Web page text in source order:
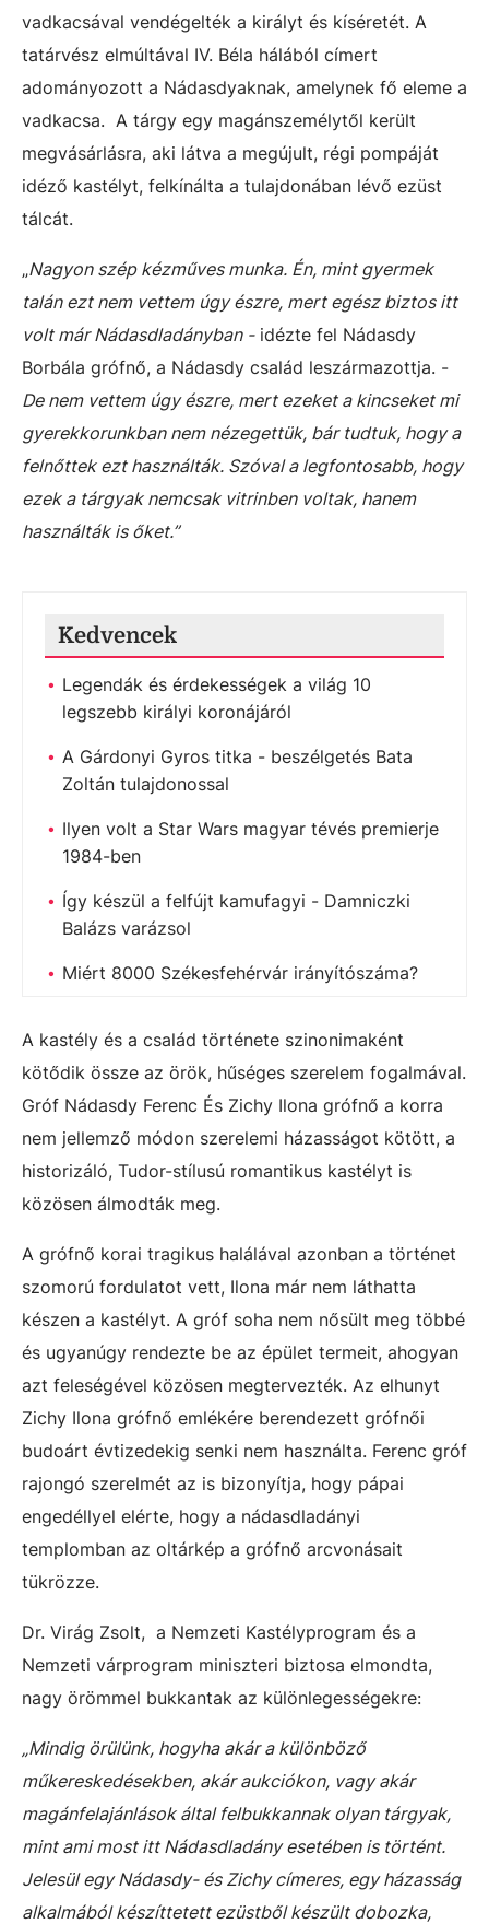
vadkacsával vendégelték a királyt és kíséretét. A
tatárvész elmúltával IV. Béla hálából címert
adományozott a Nádasdyaknak, amelynek fő eleme a
vadkacsa. A tárgy egy magánszemélytől került
megvásárlásra, aki látva a megújult, régi pompáját
idéző kastélyt, felkínálta a tulajdonában lévő ezüst
tálcát.
„Nagyon szép kézműves munka. Én, mint gyermek
talán ezt nem vettem úgy észre, mert egész biztos itt
volt már Nádasdladányban -idézte fel Nádasdy
Borbála grófnő, a Nádasdy család leszármazottja. -
De nem vettem úgy észre, mert ezeket a kincseket mi
gyerekkorunkban nem nézegettük, bár tudtuk, hogy a
felnőttek ezt használták. Szóval a legfontosabb, hogy
ezek a tárgyak nemcsak vitrinben voltak, hanem
használták is őket.”
Kedvencek
Legendák és érdekességek a világ 10
legszebb királyi koronájáról
A Gárdonyi Gyros titka - beszélgetés Bata
Zoltán tulajdonossal
Ilyen volt a Star Wars magyar tévés premierje
1984-ben
Így készül a felfújt kamufagyi - Damniczki
Balázs varázsol
Miért 8000 Székesfehérvár irányítószáma?
A kastély és a család története szinonimaként
kötődik össze az örök, hűséges szerelem fogalmával.
Gróf Nádasdy Ferenc És Zichy Ilona grófnő a korra
nem jellemző módon szerelemi házasságot kötött, a
historizáló, Tudor-stílusú romantikus kastélyt is
közösen álmodták meg.
A grófnő korai tragikus halálával azonban a történet
szomorú fordulatot vett, Ilona már nem láthatta
készen a kastélyt. A gróf soha nem nősült meg többé
és ugyanúgy rendezte be az épület termeit, ahogyan
azt feleségével közösen megtervezték. Az elhunyt
Zichy Ilona grófnő emlékére berendezett grófnői
budoárt évtizedekig senki nem használta. Ferenc gróf
rajongó szerelmét az is bizonyítja, hogy pápai
engedéllyel elérte, hogy a nádasdladányi
templomban az oltárkép a grófnő arcvonásait
tükrözze.
Dr. Virág Zsolt, a Nemzeti Kastélyprogram és a
Nemzeti várprogram miniszteri biztosa elmondta,
nagy örömmel bukkantak az különlegességekre:
„Mindig örülünk, hogyha akár a különböző
műkereskedésekben, akár aukciókon, vagy akár
magánfelajánlások által felbukkannak olyan tárgyak,
mint ami most itt Nádasdladány esetében is történt.
Jelesül egy Nádasdy- és Zichy címeres, egy házasság
alkalmából készíttetett ezüstből készült dobozka,